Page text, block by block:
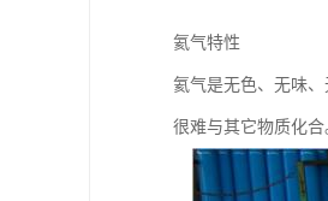
氦气特性
氦气是无色、无味
很难与其它物质化